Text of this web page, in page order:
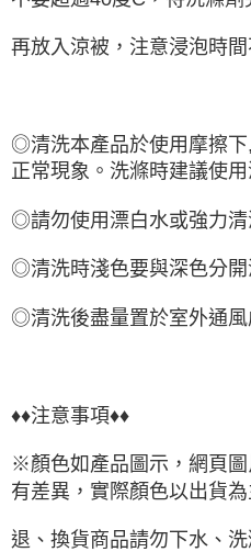
再放入涼被，注意浸泡時
◎清洗本產品於使用摩擦
正常現象。洗滌時建議使用
◎請勿使用漂白水或強力清
◎清洗時淺色要與深色分
◎清洗後盡量置於室外通
♦♦注意事項♦♦
※顏色如產品圖示，網頁
有差異，實際顏色以出貨
退、換貨商品請勿下水、